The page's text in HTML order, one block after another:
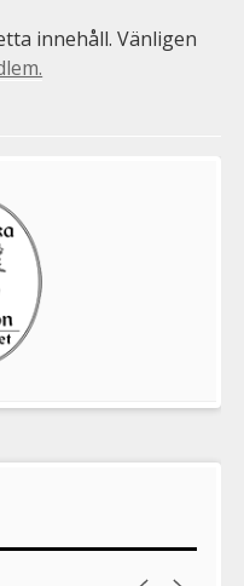
innehåll. Vänligen